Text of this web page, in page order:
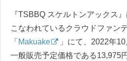
『TSBBQ スケルトンアックス
こなわれているクラウドファン
「 Makuake
」にて、2022年
一般販売予定価格である13,975